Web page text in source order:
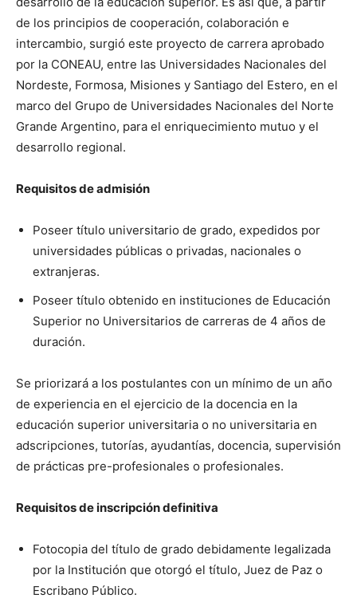
de los principios de cooperación, colaboración e
intercambio, surgió este proyecto de carrera aprobado
por la CONEAU, entre las Universidades Nacionales del
Nordeste, Formosa, Misiones y Santiago del Estero, en el
marco del Grupo de Universidades Nacionales del Norte
Grande Argentino, para el enriquecimiento mutuo y el
desarrollo regional.
Requisitos de admisión
Poseer título universitario de grado, expedidos por
universidades públicas o privadas, nacionales o
extranjeras.
Poseer título obtenido en instituciones de Educación
Superior no Universitarios de carreras de 4 años de
duración.
Se priorizará a los postulantes con un mínimo de un año
de experiencia en el ejercicio de la docencia en la
educación superior universitaria o no universitaria en
adscripciones, tutorías, ayudantías, docencia, supervisión
de prácticas pre-profesionales o profesionales.
Requisitos de inscripción definitiva
Fotocopia del título de grado debidamente legalizada
por la Institución que otorgó el título, Juez de Paz o
Escribano Público.